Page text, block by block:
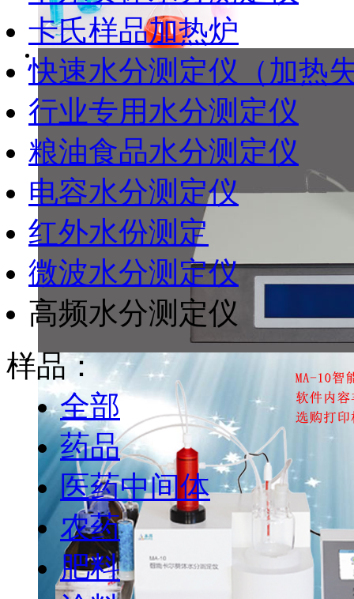
卡氏样品加热炉
快速水分测定仪（加热
行业专用水分测定仪
粮油食品水分测定仪
电容水分测定仪
红外水份测定
微波水分测定仪
高频水分测定仪
样品：
全部
药品
医药中间体
农药
肥料